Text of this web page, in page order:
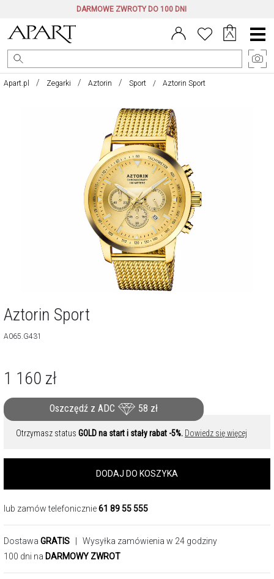
DARMOWE ZWROTY DO 100 DNI
Menu
główne
Apart.pl Zegarki Aztorin Sport Aztorin Sport
Aztorin Sport
A065.G431
1 160 zł
Oszczędź z ADC 58 zł
Otrzymasz status GOLD na start i stały rabat -5%. Dowiedz się więcej
DODAJ DO KOSZYKA
lub zamów telefonicznie61 89 55 555
Dostawa GRATIS | Wysyłka zamówienia w 24 godziny
100 dni na DARMOWY ZWROT